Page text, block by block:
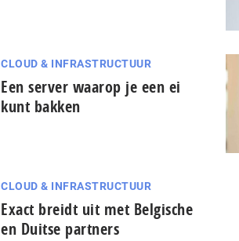
CLOUD & INFRASTRUCTUUR
Een server waarop je een ei
kunt bakken
CLOUD & INFRASTRUCTUUR
Exact breidt uit met Belgische
en Duitse partners